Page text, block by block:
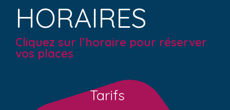
HORAIRES
Cliquez sur l’horaire pour réserver
vos places
Tarifs